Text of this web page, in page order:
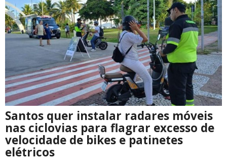
Santos quer instalar radares móveis
nas ciclovias para flagrar excesso de
velocidade de bikes e patinetes
elétricos